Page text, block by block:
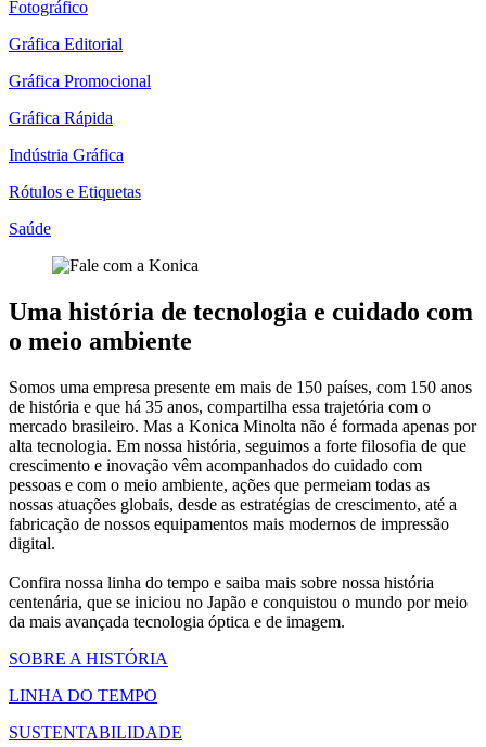
Fotográfico
Gráfica Editorial
Gráfica Promocional
Gráfica Rápida
Indústria Gráfica
Rótulos e Etiquetas
Saúde
Uma história de tecnologia e cuidado com
o meio ambiente
Somos uma empresa presente em mais de 150 países, com 150 anos
de história e que há 35 anos, compartilha essa trajetória com o
mercado brasileiro. Mas a Konica Minolta não é formada apenas por
alta tecnologia. Em nossa história, seguimos a forte filosofia de que
crescimento e inovação vêm acompanhados do cuidado com
pessoas e com o meio ambiente, ações que permeiam todas as
nossas atuações globais, desde as estratégias de crescimento, até a
fabricação de nossos equipamentos mais modernos de impressão
digital.
Confira nossa linha do tempo e saiba mais sobre nossa história
centenária, que se iniciou no Japão e conquistou o mundo por meio
da mais avançada tecnologia óptica e de imagem.
SOBRE A HISTÓRIA
LINHA DO TEMPO
SUSTENTABILIDADE